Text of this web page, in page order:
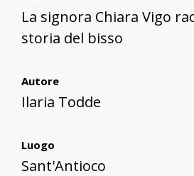
Sant'Antioco
La signora Chiara Vigo
storia del bisso
Autore
Ilaria Todde
Luogo
Sant'Antioco